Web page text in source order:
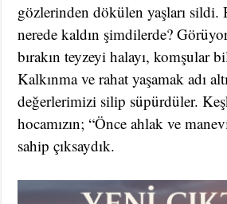
gözlerinden dökülen yaşları sildi.
nerede kaldın şimdilerde?
bırakın teyzeyi halayı, komşular
Kalkınma ve rahat yaşamak adı
değerlerimizi silip süpürdüler.
hocamızın; “Önce ahlak ve
sahip çıksaydık.